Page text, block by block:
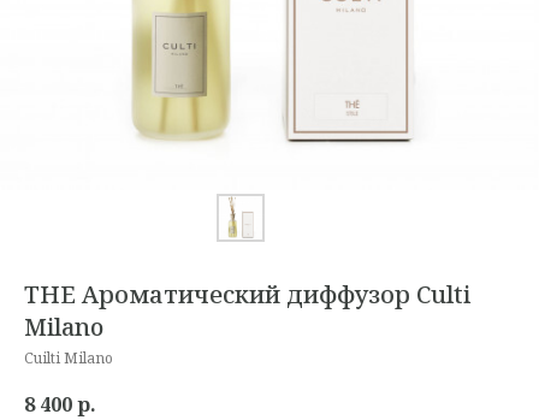
THE Ароматический диффузор Culti
Milano
Cuilti Milano
8 400р.